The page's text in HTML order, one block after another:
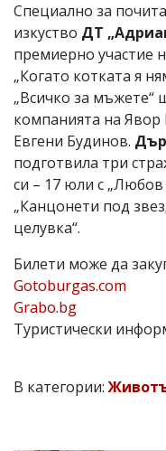
Специално за
изкуство ДТ
премиерно участие
„Когато котката я
„Всичко за мъжете“
компанията на Явор
Евгени Будинов.
подготвила три
си – 17 юли с
„Канцонети под
целувка“.
Билети може да
Gotoburgas.com
Grabo.bg
Туристически
В категории: